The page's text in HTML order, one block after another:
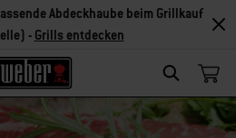
SEARCH
Abdeckhaube beim Grillkauf
- Grills entdecken